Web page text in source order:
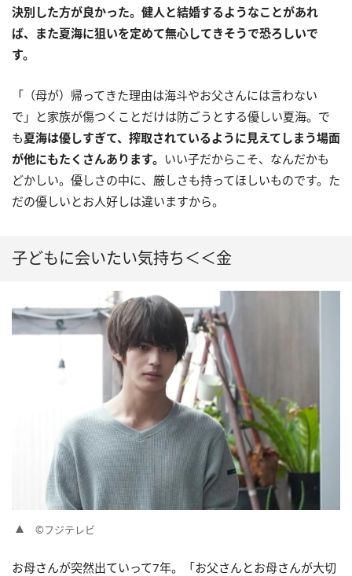
決別した方が良かった。健人と結婚するようなことがあれ
ば、また夏海に狙いを定めて無心してきそうで恐ろしいで
す。
「（母が）帰ってきた理由は海斗やお父さんには言わない
で」と家族が傷つくことだけは防ごうとする優しい夏海。で
も夏海は優しすぎて、搾取されているように見えてしまう場面
が他にもたくさんあります。 いい子だからこそ、なんだかも
どかしい。優しさの中に、厳しさも持ってほしいものです。た
だの優しいとお人好しは違いますから。
子どもに会いたい気持ち＜＜金
©フジテレビ
お母さんが突然出ていって7年。「お父さんとお母さんが大切